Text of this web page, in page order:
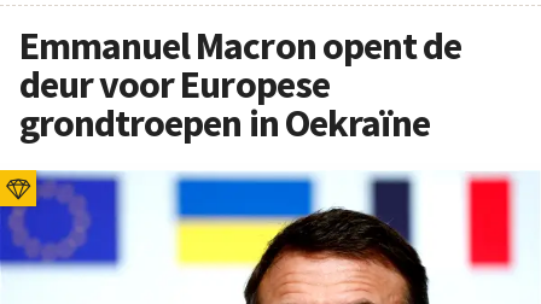
Emmanuel Macron opent de
deur voor Europese
grondtroepen in Oekraïne